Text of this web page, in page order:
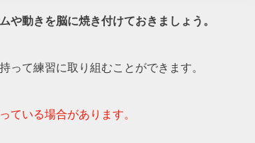
や動きを脳に焼き付けておきましょう。
って練習に取り組むことができます。
ている場合があります。